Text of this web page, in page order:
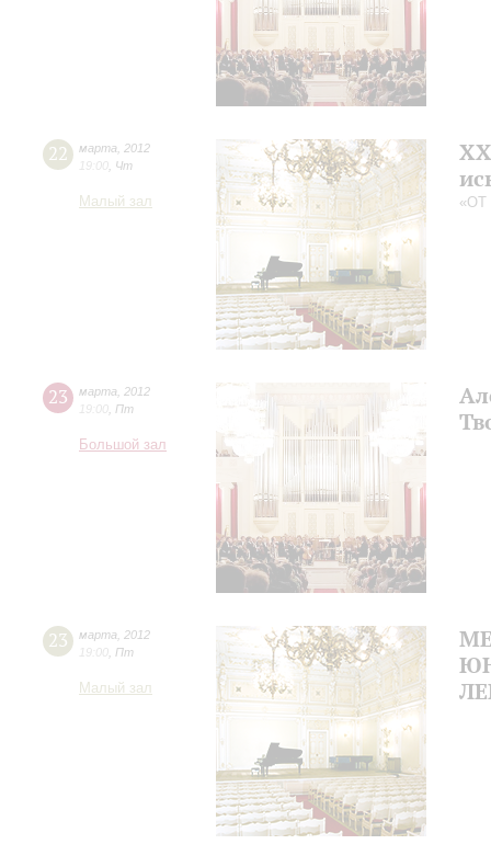
22 марта
2012
19:00 Чт
Малый зал
23 марта
2012
19:00 Пт
Большой зал
23 марта
2012
19:00 Пт
Малый зал